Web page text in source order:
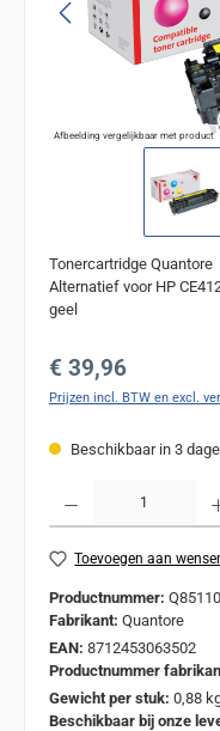
Afbeelding vergelijkbaar met product
Tonercartridge Quantore
Alternatief voor HP
geel
Normale prijs:
€ 39,96
Prijzen incl. BTW en excl.
Beschikbaar in 3
Toevoegen aan
Productnummer:
Fabrikant: Quantore
EAN: 8712453063502
Productnummer
Gewicht per stuk: 0,88
Beschikbaar bij onze